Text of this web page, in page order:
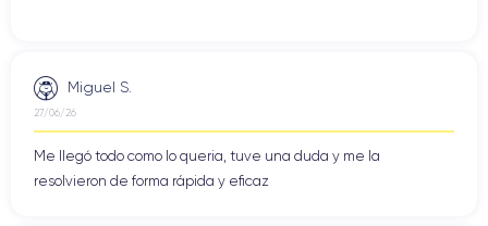
Miguel S.
27/06/26
Me llegó todo como lo queria, tuve una duda y me la
resolvieron de forma rápida y eficaz